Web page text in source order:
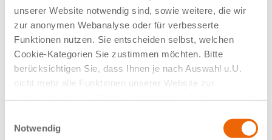
unserer Website notwendig sind, sowie weitere, die wir
zur anonymen Webanalyse oder für verbesserte
Funktionen nutzen. Sie entscheiden selbst, welchen
Cookie-Kategorien Sie zustimmen möchten. Bitte
berücksichtigen Sie, dass Ihnen je nach Auswahl u.U.
nicht mehr alle Funktionen unserer Website zur
Notwendig
NACH DER UNTERSUCHUNG
Nach sorgfältiger Auswertung senden wir das detaillierte
Ergebnis der Untersuchung Ihrem behandelnden Arzt zu, der es
ausgeschieden. Um den Abtransport zusätzlich zu